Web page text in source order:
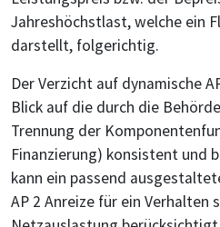
Jahreshöchstlast, welche ein
darstellt, folgerichtig.
Der Verzicht auf dynamische
Blick auf die durch die
Trennung der
Finanzierung) konsistent und
kann ein passend
AP 2 Anreize für ein Verhalten